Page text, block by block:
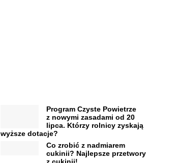
Program Czyste Powietrze
z nowymi zasadami od 20
lipca. Którzy rolnicy zyskają
wyższe dotacje?
Co zrobić z nadmiarem
cukinii? Najlepsze przetwory